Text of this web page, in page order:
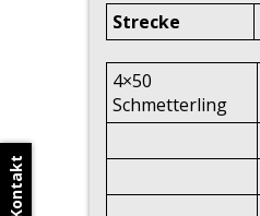
Strecke
4×50
Schmetterling
Kontakt